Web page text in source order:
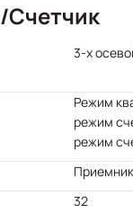
3-х
Режим
режим
режим
Приемник
32